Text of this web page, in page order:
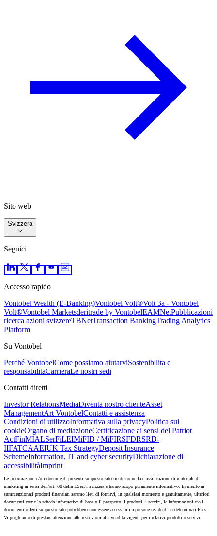
Sito web
Svizzera
Seguici
Accesso rapido
Vontobel Wealth (E-Banking)Vontobel Volt®Volt 3a - Vontobel
Volt®Vontobel Marketsderitrade by VontobelEAMNetPubblicazioni
ricerca azioni svizzereTBNetTransaction BankingTrading Analytics
Platform
Su Vontobel
Perché VontobelCome possiamo aiutarviSostenibilita e
responsabilitaCarrieraLe nostri sedi
Contatti diretti
Investor RelationsMediaDiventa nostro clienteAsset
ManagementArt VontobelContatti e assistenza
Condizioni di utilizzoInformativa sulla privacyPolitica sui
cookieOrgano di mediazioneCertificazione ai sensi del Patriot
ActFinMIALSerFiLEIMiFID / MiFIRSFDRSRD-
IIFATCAAEIUK Tax StrategyDeposit Insurance
SchemeInformation, IT and cyber securityDichiarazione di
accessibilitàImprint
Le informazioni e/o i documenti presenti su questo sito rientrano nella classificazione di materiale di
marketing ai sensi dell’art. 68 della LSerFi svizzera e hanno scopo puramente informativo. In merito ai
summenzionati prodotti finanziari saremo lieti di fornirvi, in qualsiasi momento e gratuitamente, ulteriori
documenti come la scheda informativa di base o il prospetto. I prodotti, i servizi, le informazioni e/o i
documenti offerti su questo sito potrebbero non essere accessibili a persone residenti in determinati Paesi.
Vi preghiamo di prestare attenzione alle restrizioni alla vendita vigenti per i relativi prodotti o servizi.